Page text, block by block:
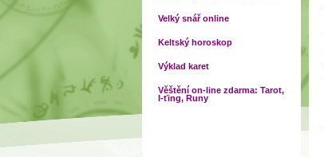
Velký snář online
Keltský horoskop
Výklad karet
Věštění on-line zdarma: Tarot,
I-ťing, Runy